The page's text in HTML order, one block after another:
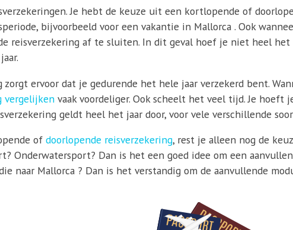
Je hebt de keuze uit een kortlopende of
bijvoorbeeld voor een vakantie in Mallorca . Ook
reisverzekering af te sluiten. In dit geval hoef je niet heel
ervoor dat je gedurende het hele jaar verzekerd bent.
vergelijken vaak voordeliger. Ook scheelt het veel tijd. Je
geldt heel het jaar door, voor vele verschillende
ofdoorlopende reisverzekering, rest je alleen nog de
Onderwatersport? Dan is het een goed idee om een
naar Mallorca ? Dan is het verstandig om de aanvullende